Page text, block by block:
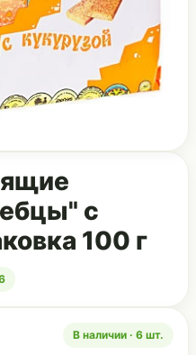
с
100 г
В наличии · 6 шт.